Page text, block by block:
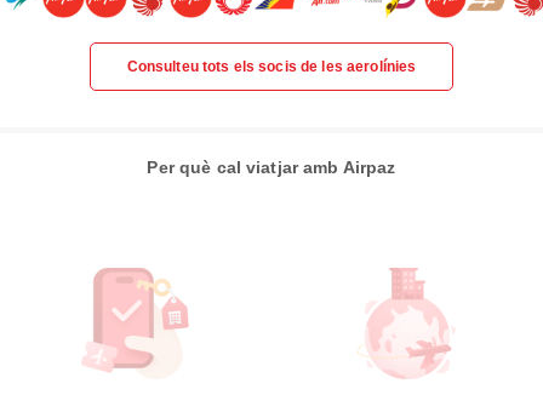
Consulteu tots els socis de les aerolínies
Per què cal viatjar amb Airpaz